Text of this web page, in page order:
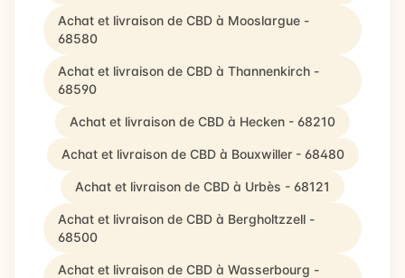
Achat et livraison de CBD à Mooslargue -
68580
Achat et livraison de CBD à Thannenkirch -
68590
Achat et livraison de CBD à Hecken - 68210
Achat et livraison de CBD à Bouxwiller - 68480
Achat et livraison de CBD à Urbès - 68121
Achat et livraison de CBD à Bergholtzzell -
68500
Achat et livraison de CBD à Wasserbourg -